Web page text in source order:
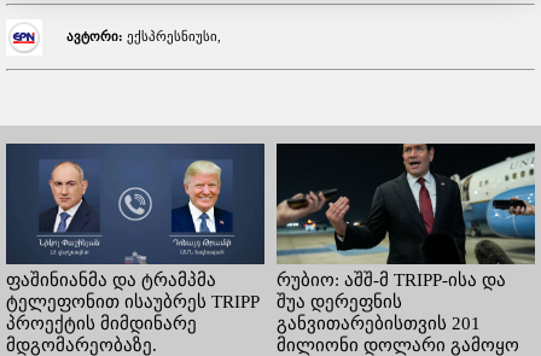
ავტორი: ექსპრესნიუსი,
ფაშინიანმა და ტრამპმა
ტელეფონით ისაუბრეს TRIPP
პროექტის მიმდინარე
მდგომარეობაზე.
რუბიო: აშშ-მ TRIPP-ისა და
შუა დერეფნის
განვითარებისთვის 201
მილიონი დოლარი გამოყო